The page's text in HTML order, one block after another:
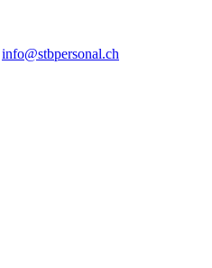
info@stbpersonal.ch